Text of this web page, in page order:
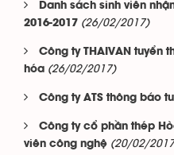
Danh sách sinh viên
2016-2017 (26/02/2017)
Công ty THAIVAN tuyển
hóa (26/02/2017)
Công ty ATS thông báo
Công ty cổ phần thép
viên công nghệ (20/02/